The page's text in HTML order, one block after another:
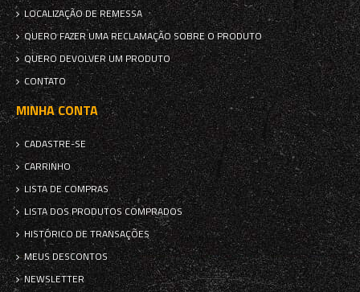
LOCALIZAÇÃO DE REMESSA
QUERO FAZER UMA RECLAMAÇÃO SOBRE O PRODUTO
QUERO DEVOLVER UM PRODUTO
CONTATO
MINHA CONTA
CADASTRE-SE
CARRINHO
LISTA DE COMPRAS
LISTA DOS PRODUTOS COMPRADOS
HISTÓRICO DE TRANSAÇÕES
MEUS DESCONTOS
NEWSLETTER